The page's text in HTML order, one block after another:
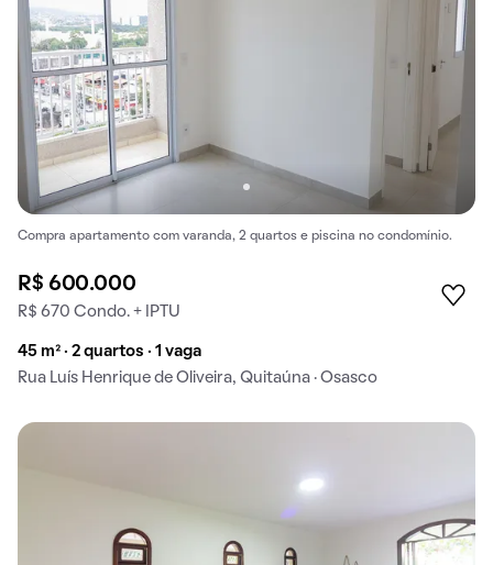
Compra apartamento com varanda, 2 quartos e piscina no condomínio.
R$ 600.000
R$ 670 Condo. + IPTU
45 m² · 2 quartos · 1 vaga
Rua Luís Henrique de Oliveira, Quitaúna · Osasco